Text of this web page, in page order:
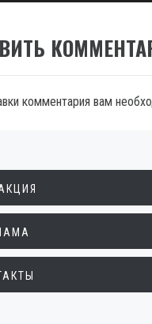
комментария вам